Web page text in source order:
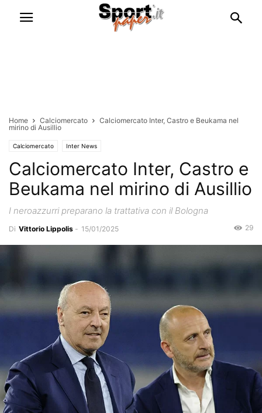
Home Calciomercato
Calciomercato Inter, Castro e Beukama nel
mirino di Ausillio
Calciomercato Inter News
Calciomercato Inter, Castro e
Beukama nel mirino di Ausillio
I neroazzurri preparano la trattativa con il Bologna
Di Vittorio Lippolis - 15/01/2025 29